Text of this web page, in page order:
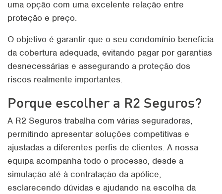
uma opção com uma excelente relação entre
proteção e preço.
O objetivo é garantir que o seu condomínio beneficia
da cobertura adequada, evitando pagar por garantias
desnecessárias e assegurando a proteção dos
riscos realmente importantes.
Porque escolher a R2 Seguros?
A R2 Seguros trabalha com várias seguradoras,
permitindo apresentar soluções competitivas e
ajustadas a diferentes perfis de clientes. A nossa
equipa acompanha todo o processo, desde a
simulação até à contratação da apólice,
esclarecendo dúvidas e ajudando na escolha da